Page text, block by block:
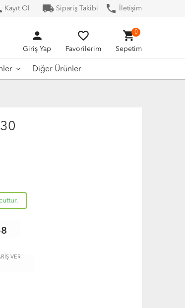
Kayıt Ol local_shipping Sipariş Takibi phone İletişim
person
Giriş Yap
favorite_border
Favorilerim
shopping_cart
Sepetim
0
Diğer Ürünler
VER